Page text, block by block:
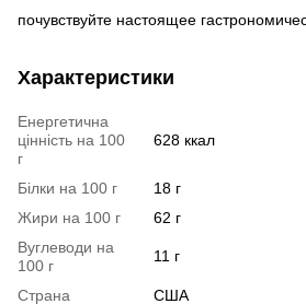
почувствуйте настоящее
Характеристики
Енергетична
цінність на 100
г
628 ккал
Білки на 100 г
18 г
Жири на 100 г
62 г
Вуглеводи на
100 г
11 г
Страна США